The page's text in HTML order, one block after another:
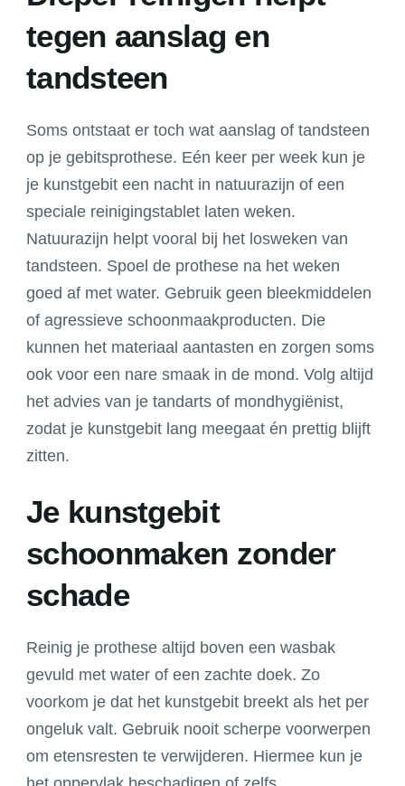
tegen aanslag en
tandsteen
Soms ontstaat er toch wat aanslag of tandsteen
op je gebitsprothese. Eén keer per week kun je
je kunstgebit een nacht in natuurazijn of een
speciale reinigingstablet laten weken.
Natuurazijn helpt vooral bij het losweken van
tandsteen. Spoel de prothese na het weken
goed af met water. Gebruik geen bleekmiddelen
of agressieve schoonmaakproducten. Die
kunnen het materiaal aantasten en zorgen soms
ook voor een nare smaak in de mond. Volg altijd
het advies van je tandarts of mondhygiënist,
zodat je kunstgebit lang meegaat én prettig blijft
zitten.
Je kunstgebit
schoonmaken zonder
schade
Reinig je prothese altijd boven een wasbak
gevuld met water of een zachte doek. Zo
voorkom je dat het kunstgebit breekt als het per
ongeluk valt. Gebruik nooit scherpe voorwerpen
om etensresten te verwijderen. Hiermee kun je